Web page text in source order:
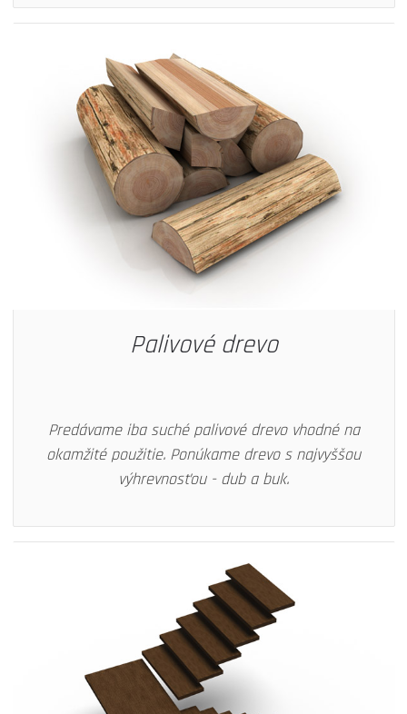
Palivové drevo
Predávame iba suché palivové drevo vhodné na
okamžité použitie. Ponúkame drevo s najvyššou
výhrevnosťou - dub a buk.